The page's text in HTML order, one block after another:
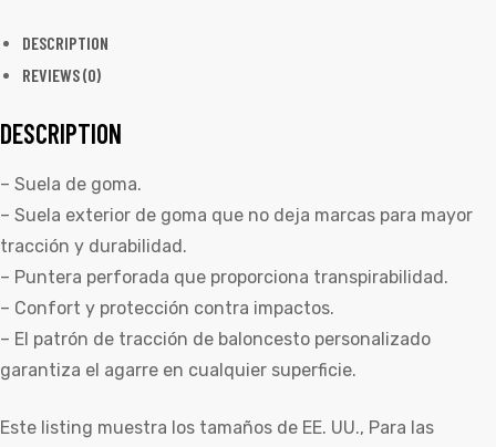
DESCRIPTION
REVIEWS (0)
DESCRIPTION
– Suela de goma.
– Suela exterior de goma que no deja marcas para mayor
tracción y durabilidad.
– Puntera perforada que proporciona transpirabilidad.
– Confort y protección contra impactos.
– El patrón de tracción de baloncesto personalizado
garantiza el agarre en cualquier superficie.
Este listing muestra los tamaños de EE. UU., Para las